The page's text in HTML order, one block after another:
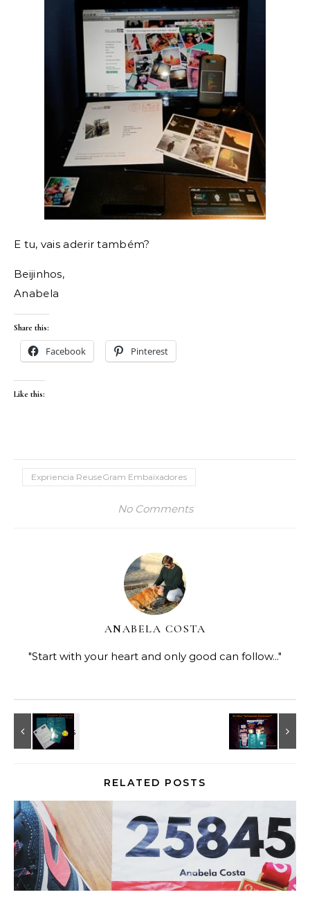
E tu, vais aderir também?
Beijinhos,
Anabela
Share this:
Facebook Pinterest
Like this:
Expriencia ReuseGram Embaixadores
No Comments
ANABELA COSTA
"Start with your heart and only good can follow..."
RELATED POSTS